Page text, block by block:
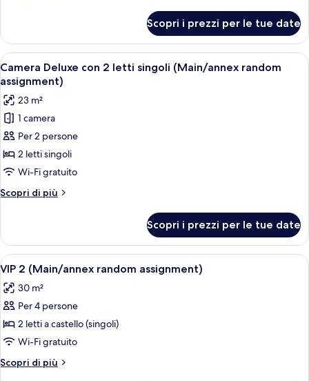
letti
singoli,
2
camere
da
letto
Luxury
con
2
letti
singoli,
2
camere
da
letto
Scopri i prezzi per le tue date
Apri
tutte
le
foto
per
Camera
Deluxe
con
2
letti
(Main/annex
random
assignment)
Una camera d'albergo con due letti
14
Camera Deluxe con 2 letti singoli (Main/annex random
assignment)
23 m²
1 camera
Per 2 persone
2 letti singoli
Wi-Fi gratuito
Scopri di più
Altri
Deluxe
con
2
singoli
(Main/annex
assignment)
Scopri i prezzi per le tue date
Apri
tutte
le
foto
per
VIP
2
(Main/annex
Una camera spaziosa con un letto a
4
VIP 2 (Main/annex random assignment)
30 m²
Per 4 persone
2 letti a castello (singoli)
Wi-Fi gratuito
Scopri di più
Altri